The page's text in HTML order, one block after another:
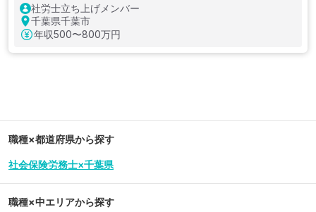
社労士立ち上げメンバー
千葉県千葉市
年収500〜800万円
職種×都道府県から探す
社会保険労務士×千葉県
職種×中エリアから探す